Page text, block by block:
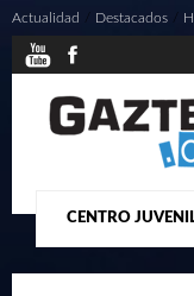
CENTRO
¿QUIENES
Actualidad Destacados